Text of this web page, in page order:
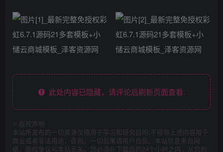
此处内容已隐藏，请评论后刷新页面查看.
版权声明
本站所发布的一切资源仅限用于学习和研究目的;不得将上述内容用于
商业或者非法用途，否则，一切后果请用户自负。本站信息来自网
络，版权争议与本站无关。您必须在下载后的24个小时之内，从您的